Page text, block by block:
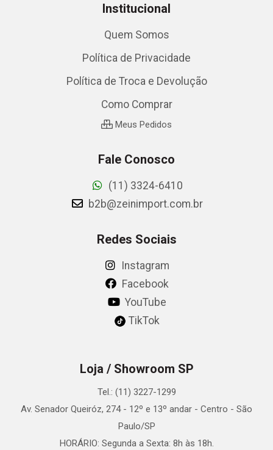
Institucional
Quem Somos
Política de Privacidade
Política de Troca e Devolução
Como Comprar
Meus Pedidos
Fale Conosco
(11) 3324-6410
b2b@zeinimport.com.br
Redes Sociais
Instagram
Facebook
YouTube
TikTok
Loja / Showroom SP
Tel.: (11) 3227-1299
Av. Senador Queiróz, 274 - 12º e 13º andar - Centro - São
Paulo/SP
HORÁRIO: Segunda a Sexta: 8h às 18h.